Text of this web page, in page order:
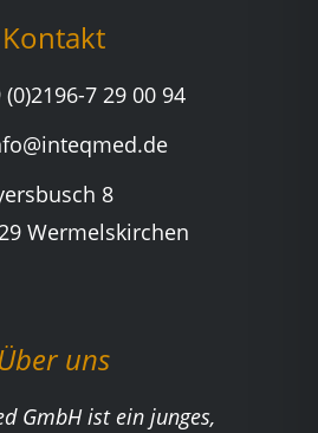
Kontakt
(0)2196-7 29 00 94
8
Wermelskirchen
Über uns
GmbH ist ein junges,